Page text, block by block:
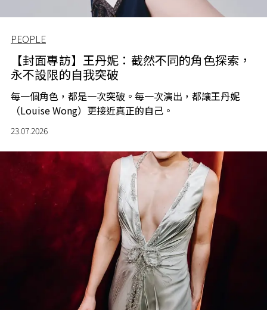
PEOPLE
【封面專訪】王丹妮：截然不同的角色探索，
永不設限的自我突破
每一個角色，都是一次突破。每一次演出，都讓王丹妮
（Louise Wong）更接近真正的自己。
23.07.2026